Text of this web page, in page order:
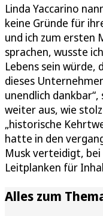
Linda Yaccarino
keine Gründe für
und ich zum ersten
sprachen, wusste
Lebens sein würde,
dieses
unendlich
weiter aus, wie
„historische
hatte in den
Musk verteidigt,
Leitplanken für
Alles zum